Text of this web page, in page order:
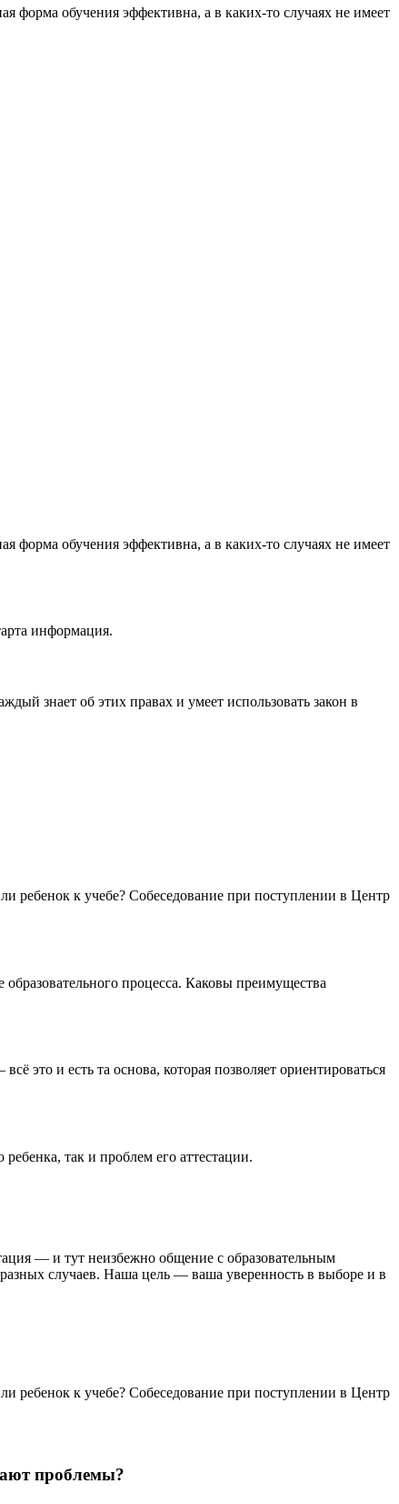
форма обучения эффективна, а в каких-то случаях не имеет
форма обучения эффективна, а в каких-то случаях не имеет
информация.
знает об этих правах и умеет использовать закон в
ребенок к учебе? Собеседование при поступлении в Центр
процесса. Каковы преимущества
это и есть та основа, которая позволяет ориентироваться
так и проблем его аттестации.
— и тут неизбежно общение с образовательным
случаев. Наша цель — ваша уверенность в выборе и в
ребенок к учебе? Собеседование при поступлении в Центр
проблемы?